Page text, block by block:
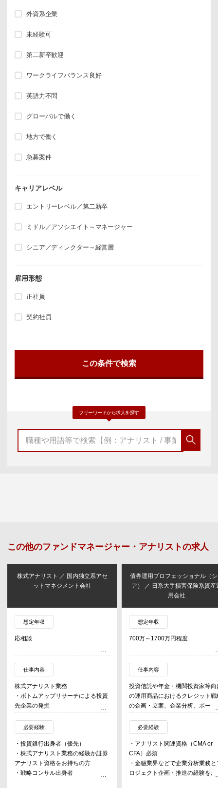
外資系企業
未経験可
第二新卒歓迎
ワークライフバランス良好
英語力不問
グローバルで働く
地方で働く
急募案件
キャリアレベル
エントリーレベル／第二新卒
ミドル／アソシエイト～マネージャー
シニア／ディレクター～経営層
雇用形態
正社員
契約社員
フリーワードから求人を探す
この他のファンドマネージャー・アナリストの求人
株式アナリスト ／ 国内独立系アセ
ットマネジメント会社
想定年収
応相談
仕事内容
株式アナリスト業務
・ボトムアップリサーチによる投資
先企業の発掘
・企業への訪問取材、分析、評価
・投資先企業の価値向上のための、
マネジメント層とのコミュニケーシ
ョン
必要経験
・投資銀行出身者（優先）
・株式アナリスト業務の経験か証券
アナリスト資格をお持ちの方
・戦略コンサル出身者
・企業の財務分析や評価が出来る能
債券運用プロフェッショナル（
ア） ／ 日系大手損害保険系資産
用会社
想定年収
700万～1700万円程度
仕事内容
投資信託や年金・機関投資家等向
の運用商品におけるクレジット戦
の企画・立案、企業分析、ポート
ォリオ運
営、商品開発等に係わる業務を行
う。
・クレジット・アナリスト兼ファ
ドマネージャー業務
・企業調査、投資推奨、ファンド
必要経験
・アナリスト関連資格（CMA or
CFA）必須
・金融業界などで企業分析業務と
ロジェクト企画・推進の経験をお
ちの方